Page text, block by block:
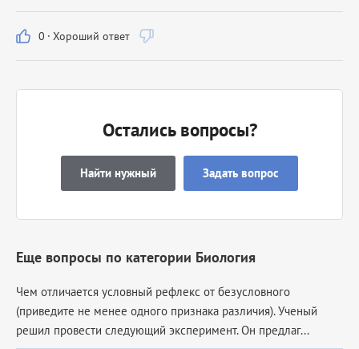
0 · Хороший ответ
Остались вопросы?
Найти нужный Задать вопрос
Еще вопросы по категории Биология
Чем отличается условный рефлекс от безусловного
(приведите не менее одного признака различия). Ученый
решил провести следующий эксперимент. Он предлаг...